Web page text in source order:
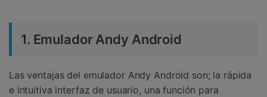
1. Emulador Andy Android
Las ventajas del emulador Andy Android son; la rápida
e intuitiva interfaz de usuario, una función para